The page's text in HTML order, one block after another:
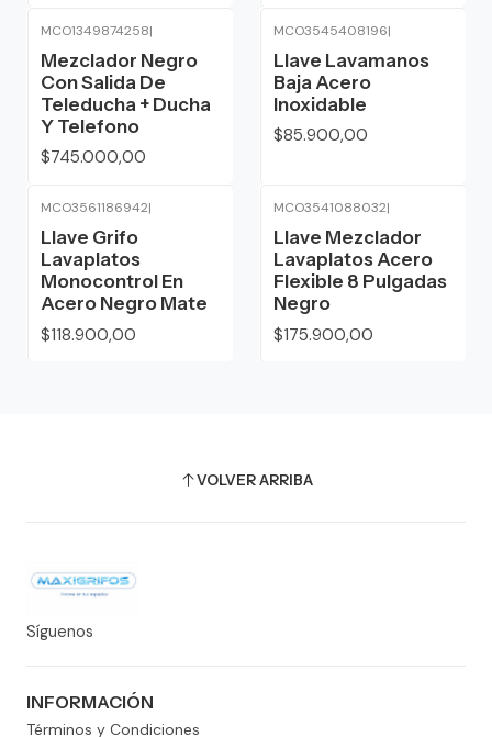
MCO1349874258|
Mezclador Negro
Con Salida De
Teleducha + Ducha
Y Telefono
$745.000,00
MCO3545408196|
Llave Lavamanos
Baja Acero
Inoxidable
$85.900,00
MCO3561186942|
Llave Grifo
Lavaplatos
Monocontrol En
Acero Negro Mate
$118.900,00
MCO3541088032|
Llave Mezclador
Lavaplatos Acero
Flexible 8 Pulgadas
Negro
$175.900,00
VOLVER ARRIBA
Síguenos
INFORMACIÓN
Términos y Condiciones